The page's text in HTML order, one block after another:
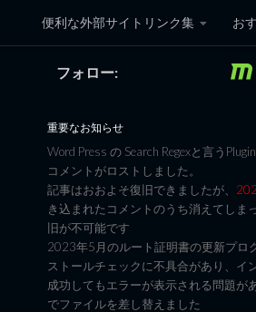
コンテンツへスキップ
便利な外部サイトリンク集 お
黒翼猫のコ
フォロー:
重要なお知らせ
Word Press の Search Regexと言う
コメントがロストしました。
記事はおおよそ復旧できましたが、
き込まれたコメントのうち消えてしま
旧が不可能です
2023年5月のルート証明書の更新プロ
ストールチェックに不具合があり、イ
成功してもエラーが表示される問題が
でファイルを差し替えました